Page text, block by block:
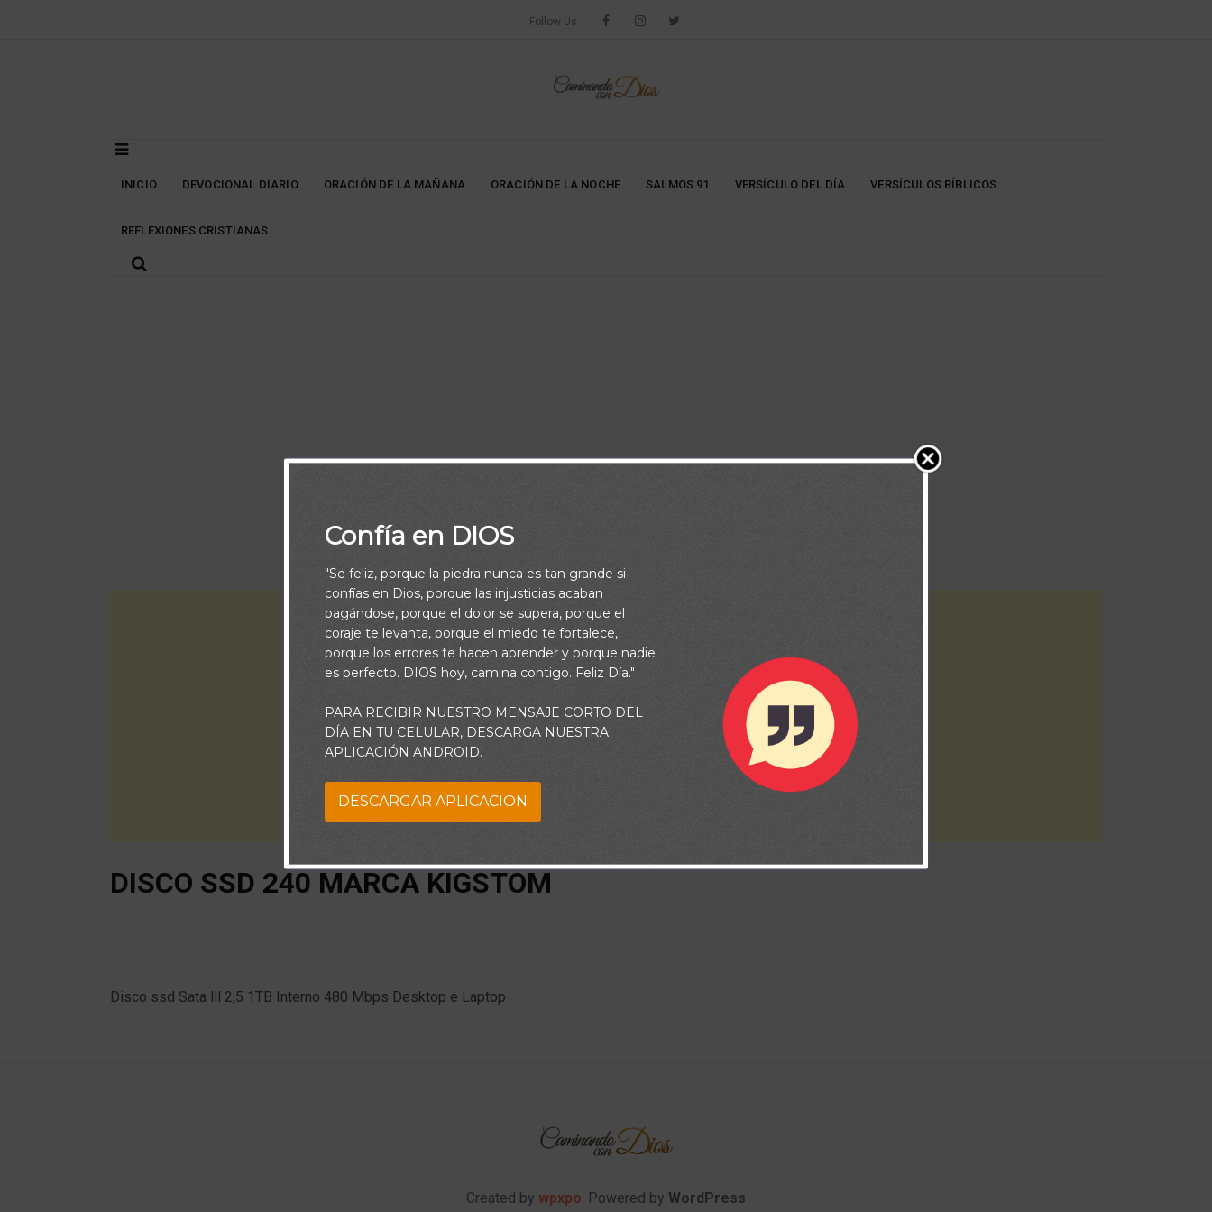
Follow Us
INICIO DEVOCIONAL DIARIO ORACIÓN DE LA MAÑANA ORACIÓN DE LA NOCHE SALMOS 91 VERSÍCULO DEL DÍA VERSÍCULOS BÍBLICOS
REFLEXIONES CRISTIANAS
DISCO SSD 240 MARCA KIGSTOM
Disco ssd Sata lll 2,5 1TB Interno 480 Mbps Desktop e Laptop
Created by wpxpo. Powered by WordPress
Confía en DIOS
"Se feliz, porque la piedra nunca es tan grande si
confías en Dios, porque las injusticias acaban
pagándose, porque el dolor se supera, porque el
coraje te levanta, porque el miedo te fortalece,
porque los errores te hacen aprender y porque nadie
es perfecto. DIOS hoy, camina contigo. Feliz Día."
PARA RECIBIR NUESTRO MENSAJE CORTO DEL
DÍA EN TU CELULAR, DESCARGA NUESTRA
APLICACIÓN ANDROID.
DESCARGAR APLICACION